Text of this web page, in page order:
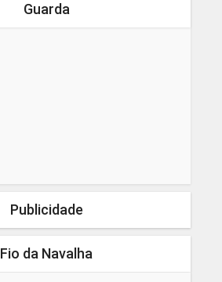
Guarda
Publicidade
Fio da Navalha